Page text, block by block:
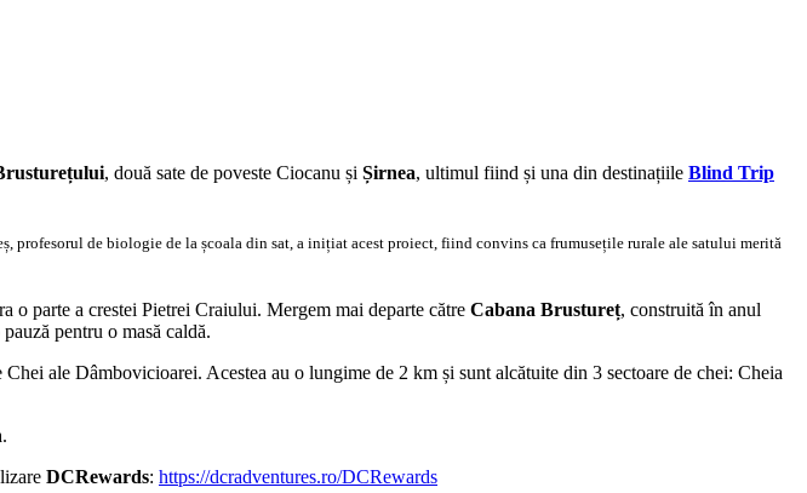
, două sate de poveste Ciocanu și Șirnea, ultimul fiind și una din destinațiile Blind Trip
profesorul de biologie de la școala din sat, a inițiat acest proiect, fiind convins ca frumusețile rurale ale satului merită
o parte a crestei Pietrei Craiului. Mergem mai departe către Cabana Brustureț, construită în anul
pentru o masă caldă.
Chei ale Dâmbovicioarei. Acestea au o lungime de 2 km și sunt alcătuite din 3 sectoare de chei: Cheia
DCRewards: https://dcradventures.ro/DCRewards